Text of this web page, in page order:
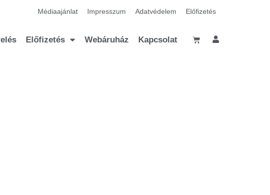
Médiaajánlat Impresszum Adatvédelem Előfizetés
Előfizetés Webáruház Kapcsolat